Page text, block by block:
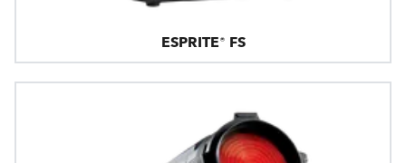
ESPRITE® FS